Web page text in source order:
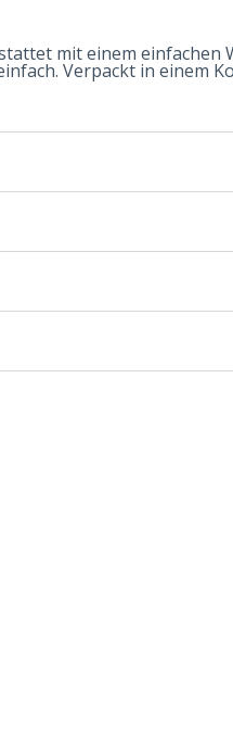
mit einem einfachen
Verpackt in einem